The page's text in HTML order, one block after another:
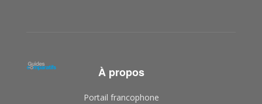
À propos
Portail francophone